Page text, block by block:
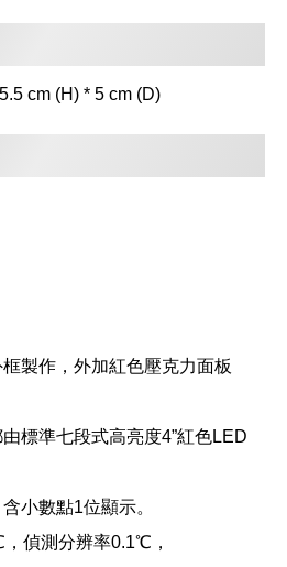
cm (H) * 5 cm (D)
製作，外加紅色壓克力面板
標準七段式高亮度4”紅色LED
含小數點1位顯示。
偵測分辨率0.1℃，